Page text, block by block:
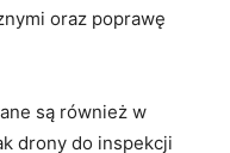
oraz poprawę
są również w
drony‌ do inspekcji